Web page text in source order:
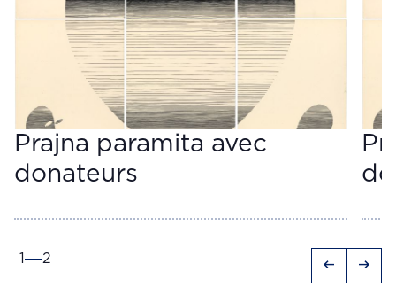
Prajna paramita avec
donateurs
1 2 arrow_left_alt arrow_right_alt